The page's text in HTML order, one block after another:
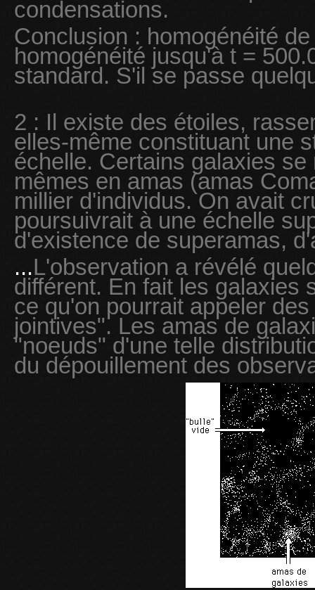
condensations.
Conclusion : homogénéité
homogénéité jusqu'à t =
standard. S'il se passe
2 : Il existe des étoiles,
elles-même constituant une
échelle. Certains galaxies
mêmes en amas (amas
millier d'individus. On avait
poursuivrait à une échelle
d'existence de superamas,
...L'observation a révélé
différent. En fait les galaxies
ce qu'on pourrait appeler
jointives". Les amas de
"noeuds" d'une telle
du dépouillement des